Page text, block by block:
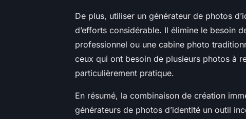
De plus, utiliser un générateur de photos
d’efforts considérable. Il élimine le besoin
professionnel ou une cabine photo
ceux qui ont besoin de plusieurs photos à
particulièrement pratique.
En résumé, la combinaison de création
générateurs de photos d’identité un outil